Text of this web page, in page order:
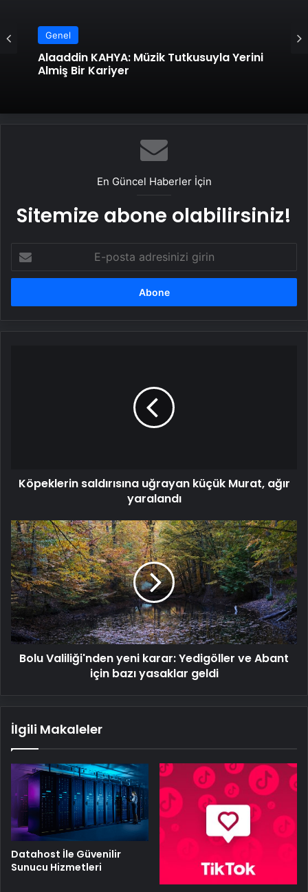
Genel
Alaaddin KAHYA: Müzik Tutkusuyla Yerini
Almiş Bir Kariyer
En Güncel Haberler İçin
Sitemize abone olabilirsiniz!
posta
adresinizi
Köpeklerin saldırısına uğrayan küçük Murat, ağır
yaralandı
Bolu
Valiliği'nden
yeni
karar:
Yedigöller
ve
Abant
için
bazı
yasaklar
Bolu Valiliği'nden yeni karar: Yedigöller ve Abant
için bazı yasaklar geldi
İlgili Makaleler
Datahost İle Güvenilir
Sunucu Hizmetleri